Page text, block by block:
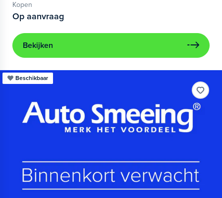
Kopen
Op aanvraag
Bekijken
Beschikbaar